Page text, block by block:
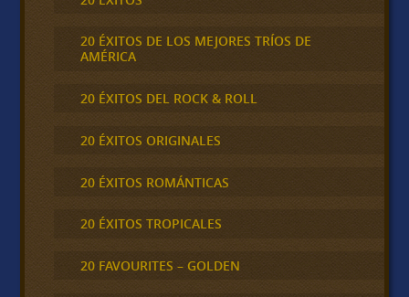
20 ÉXITOS DE LOS MEJORES TRÍOS DE
AMÉRICA
20 ÉXITOS DEL ROCK & ROLL
20 ÉXITOS ORIGINALES
20 ÉXITOS ROMÁNTICAS
20 ÉXITOS TROPICALES
20 FAVOURITES – GOLDEN